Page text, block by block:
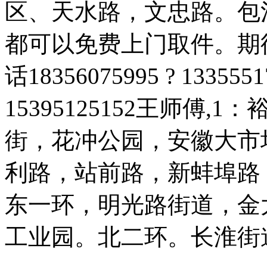
区、天水路，文忠路。
都可以免费上门取件。
话18356075995 ?
15395125152王师傅,1：
街，花冲公园，安徽大
利路，站前路，新蚌埠
东一环，明光路街道，
工业园。北二环。长淮